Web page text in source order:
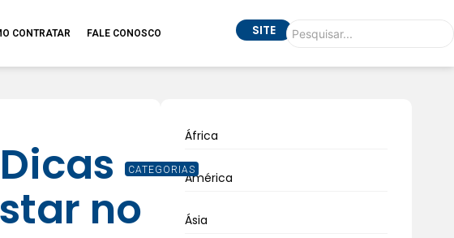
CONTRATAR FALE CONOSCO SITE
no
CATEGORIAS
África
América
Ásia